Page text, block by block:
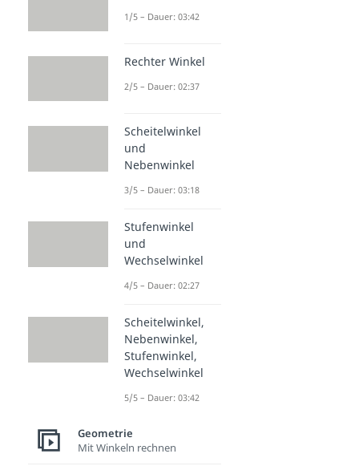
1/5 – Dauer: 03:42
Rechter Winkel
2/5 – Dauer: 02:37
Scheitelwinkel
und
Nebenwinkel
3/5 – Dauer: 03:18
Stufenwinkel
und
Wechselwinkel
4/5 – Dauer: 02:27
Scheitelwinkel,
Nebenwinkel,
Stufenwinkel,
Wechselwinkel
5/5 – Dauer: 03:42
Geometrie
Mit Winkeln rechnen